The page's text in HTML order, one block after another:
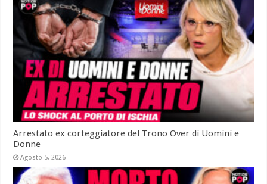
Arrestato ex corteggiatore del Trono Over di Uomini e
Donne
Agosto 5, 2026